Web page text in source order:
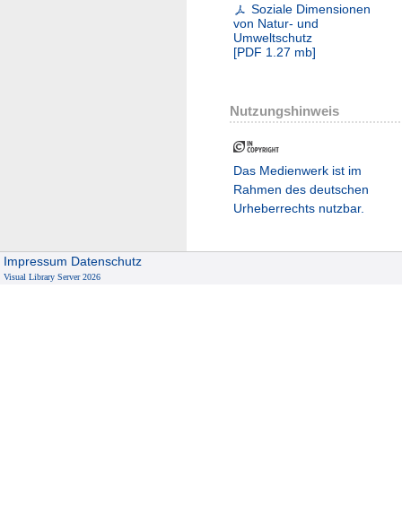
Soziale Dimensionen
von Natur- und
Umweltschutz
[PDF 1.27 mb]
Nutzungshinweis
Das Medienwerk ist im
Rahmen des deutschen
Urheberrechts nutzbar.
Impressum Datenschutz
Visual Library Server 2026